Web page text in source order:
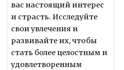
вас настоящий интерес
и страсть. Исследуйте
свои увлечения и
развивайте их, чтобы
стать более целостным и
удовлетворенным